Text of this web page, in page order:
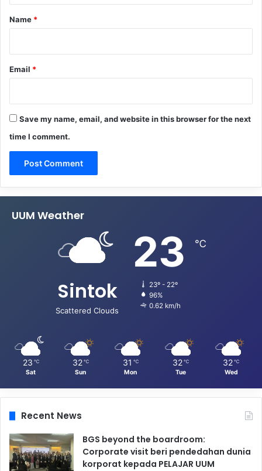
*
Name *
Email *
Save my name, email, and website in this browser for the next
time I comment.
UUM Weather
Sintok
Scattered Clouds
23 ℃
23º - 22º
96%
0.62 km/h
23 ℃
Sat
32 ℃
Sun
31 ℃
Mon
32 ℃
Tue
32 ℃
Wed
Recent News
BGS beyond the boardroom:
Corporate visit beri pendedahan dunia
korporat kepada PELAJAR UUM